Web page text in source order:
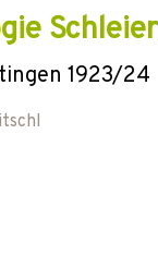
1923/24